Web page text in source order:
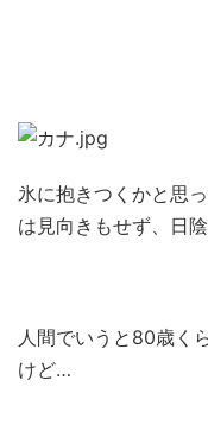
氷に抱きつくかと思
は見向きもせず、日
人間でいうと80歳く
けど…